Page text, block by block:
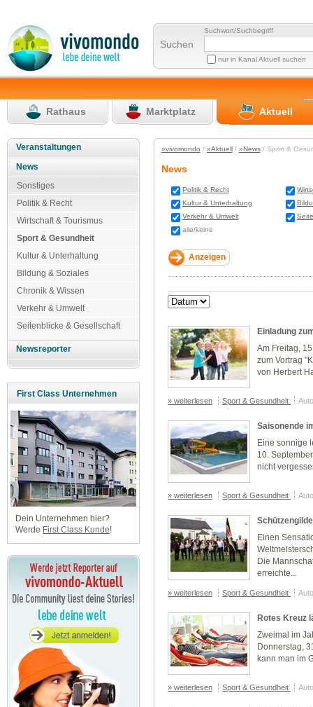
Suchen
Suchwort/Suchbegriff
nur in Kanal Aktuell suchen
Rathaus Marktplatz Aktuell
Veranstaltungen
News
Sonstiges
Politik & Recht
Wirtschaft & Tourismus
Sport & Gesundheit
Kultur & Unterhaltung
Bildung & Soziales
Chronik & Wissen
Verkehr & Umwelt
Seitenblicke & Gesellschaft
Newsreporter
First Class Unternehmen
Dein Unternehmen hier?
Werde First Class Kunde!
»vivomondo / »Aktuell/ »News/ Sport &
News
Politik & Recht
Kultur & Unterhaltung
Verkehr & Umwelt
alle/keine
Einladung
Am Freitag,
zum Vortrag
von Herbert
» weiterlesen Sport & Gesundheit
Saisonende
Eine sonnige
10.
nicht
» weiterlesen Sport & Gesundheit
Einen
Die
erreichte...
» weiterlesen Sport & Gesundheit
Rotes Kreuz
Zweimal im
Donnerstag,
kann man im
» weiterlesen Sport & Gesundheit